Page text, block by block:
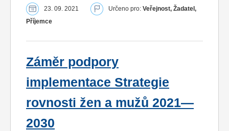
23. 09. 2021 Určeno pro: Veřejnost, Žadatel,
Příjemce
Záměr podpory
implementace Strategie
rovnosti žen a mužů 2021—
2030